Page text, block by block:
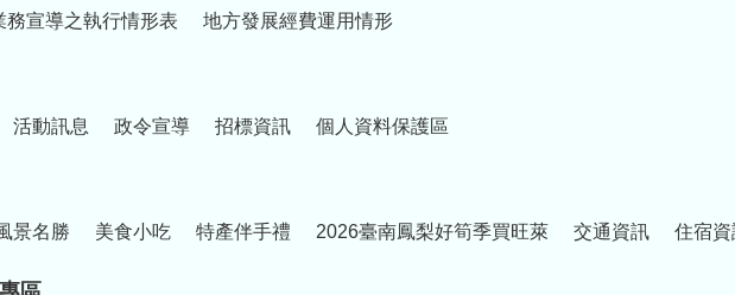
務宣導之執行情形表 地方發展經費運用情形
活動訊息 政令宣導 招標資訊 個人資料保護區
景名勝 美食小吃 特產伴手禮 2026臺南鳳梨好筍季買旺萊 交通資訊 住宿資